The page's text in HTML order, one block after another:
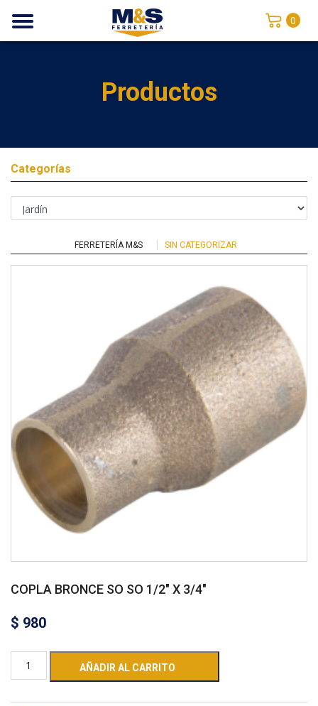
0
Productos
Categorías
FERRETERÍA M&S SIN CATEGORIZAR
COPLA BRONCE SO SO 1/2″ X 3/4″
$ 980
AÑADIR AL CARRITO